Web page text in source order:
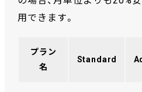
用できます。
プラン
名
Standard